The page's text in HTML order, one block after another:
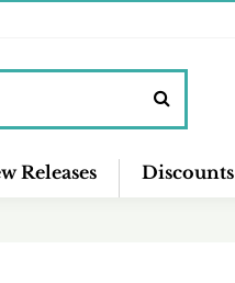
Releases Discounts